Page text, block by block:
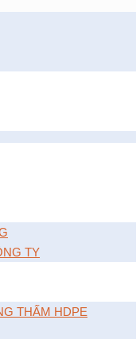
TY
THẤM HDPE